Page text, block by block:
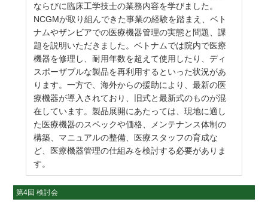
ならびに臨床工学技士の業務内容を学びました。
NCGMが取り組んできた事業の経験を踏まえ、ベト
ナムやザンビアでの医療機器管理の実態と問題、課
題を説明いただきました。ベトナムでは院内で医療
機器を修理し、耐用年数を超えて使用したり、ディ
スポーザブルな製品を再利用するといった状況があ
ります。一方で、海外からの援助により、最新の医
療機器が導入されており、旧式と最新式のものが混
在しています。製品展開にあたっては、現地に適し
た医療機器のスペックや価格、メンテナンス体制の
構築、マニュアルの整備、医療スタッフの育成な
ど、医療機器管理の仕組みを検討する必要がありま
す。
第4回 検討会